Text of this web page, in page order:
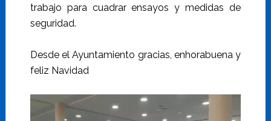
trabajo para cuadrar ensayos y medidas de
seguridad.
Desde el Ayuntamiento gracias, enhorabuena y
feliz Navidad